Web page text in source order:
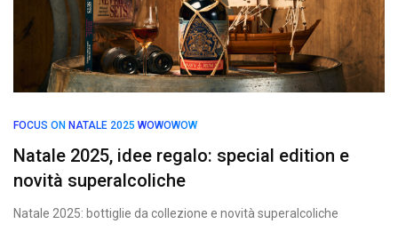
FOCUS ON NATALE 2025 WOWOWOW
Natale 2025, idee regalo: special edition e
novità superalcoliche
Natale 2025: bottiglie da collezione e novità superalcoliche